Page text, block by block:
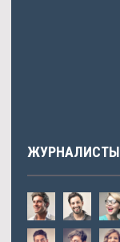
ЖУРНАЛИСТЫ